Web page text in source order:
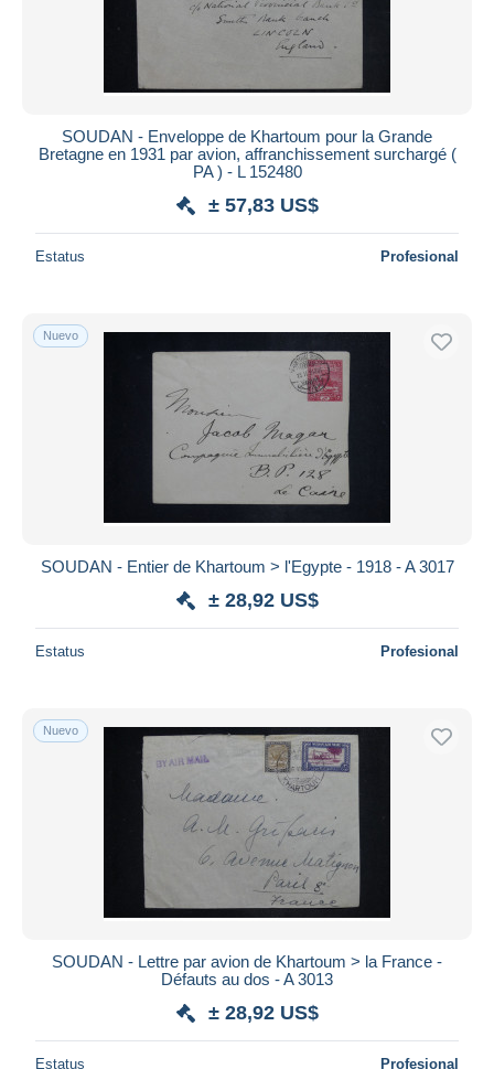
SOUDAN - Enveloppe de Khartoum pour la Grande
Bretagne en 1931 par avion, affranchissement surchargé (
PA ) - L 152480
± 57,83 US$
Estatus Profesional
Nuevo
SOUDAN - Entier de Khartoum > l'Egypte - 1918 - A 3017
± 28,92 US$
Estatus Profesional
Nuevo
SOUDAN - Lettre par avion de Khartoum > la France -
Défauts au dos - A 3013
± 28,92 US$
Estatus Profesional